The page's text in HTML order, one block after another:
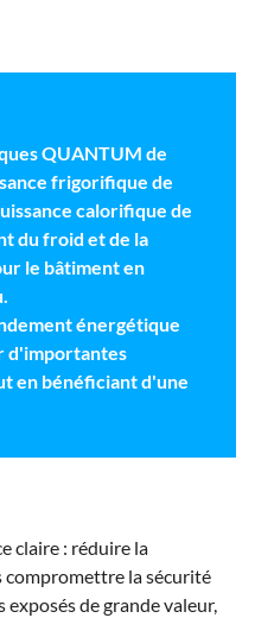
QUANTUM de
frigorifique de
calorifique de
du froid et de la
le bâtiment en
énergétique
d'importantes
en bénéficiant d'une
claire : réduire la
compromettre la sécurité
de grande valeur,